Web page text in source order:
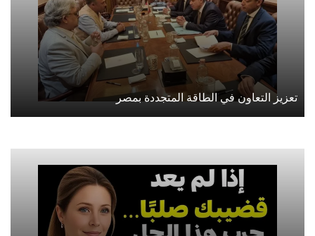
تعزيز التعاون في الطاقة المتجددة بمصر